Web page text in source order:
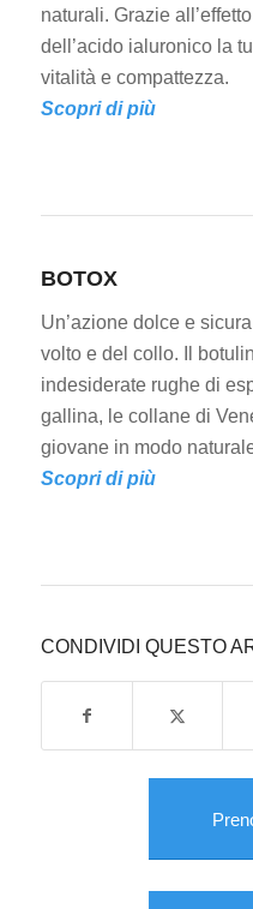
naturali. Grazie
dell’acido ialuronico la
vitalità e compattezza.
Scopri di più
BOTOX
Un’azione dolce e
volto e del collo. Il
indesiderate rughe di
gallina, le collane di
giovane in modo
Scopri di più
CONDIVIDI QUESTO